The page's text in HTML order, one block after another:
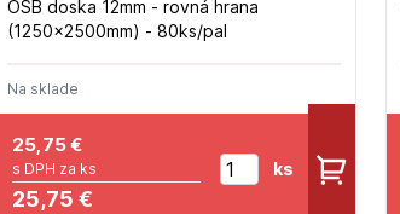
OSB doska 12mm - rovná hrana
(1250x2500mm) - 80ks/pal
Na sklade
25,75€
s DPH za ks
25,75 €
ks